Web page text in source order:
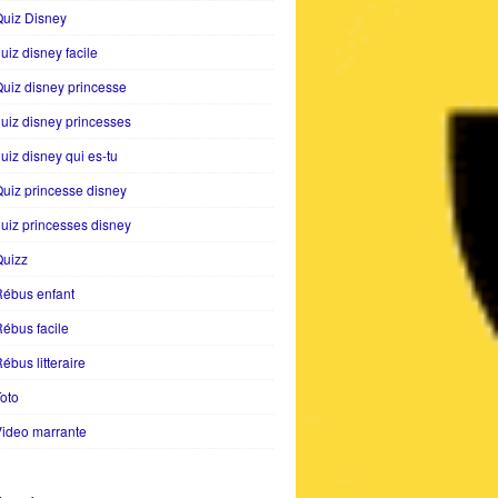
Disney
disney facile
disney princesse
disney princesses
disney qui es-tu
princesse disney
princesses disney
enfant
facile
litteraire
marrante